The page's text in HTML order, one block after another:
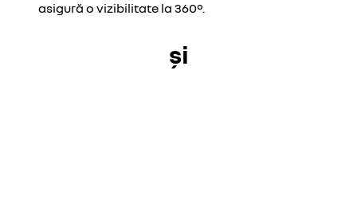
asigură o vizibilitate la 360°.
și